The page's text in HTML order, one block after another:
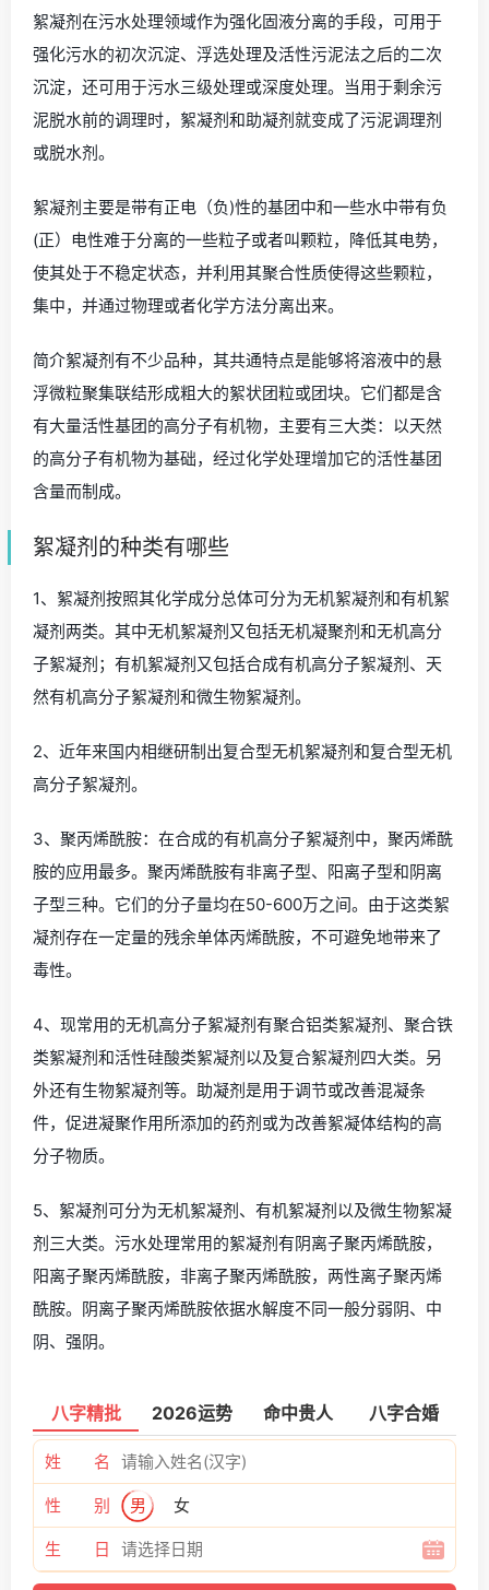
絮凝剂在污水处理领域作为强化固液分离的手段，可用于
强化污水的初次沉淀、浮选处理及活性污泥法之后的二次
沉淀，还可用于污水三级处理或深度处理。当用于剩余污
泥脱水前的调理时，絮凝剂和助凝剂就变成了污泥调理剂
或脱水剂。
絮凝剂主要是带有正电（负)性的基团中和一些水中带有负
(正）电性难于分离的一些粒子或者叫颗粒，降低其电势，
使其处于不稳定状态，并利用其聚合性质使得这些颗粒，
集中，并通过物理或者化学方法分离出来。
简介絮凝剂有不少品种，其共通特点是能够将溶液中的悬
浮微粒聚集联结形成粗大的絮状团粒或团块。它们都是含
有大量活性基团的高分子有机物，主要有三大类：以天然
的高分子有机物为基础，经过化学处理增加它的活性基团
含量而制成。
絮凝剂的种类有哪些
1、絮凝剂按照其化学成分总体可分为无机絮凝剂和有机絮
凝剂两类。其中无机絮凝剂又包括无机凝聚剂和无机高分
子絮凝剂；有机絮凝剂又包括合成有机高分子絮凝剂、天
然有机高分子絮凝剂和微生物絮凝剂。
2、近年来国内相继研制出复合型无机絮凝剂和复合型无机
高分子絮凝剂。
3、聚丙烯酰胺：在合成的有机高分子絮凝剂中，聚丙烯酰
胺的应用最多。聚丙烯酰胺有非离子型、阳离子型和阴离
子型三种。它们的分子量均在50-600万之间。由于这类絮
凝剂存在一定量的残余单体丙烯酰胺，不可避免地带来了
毒性。
4、现常用的无机高分子絮凝剂有聚合铝类絮凝剂、聚合铁
类絮凝剂和活性硅酸类絮凝剂以及复合絮凝剂四大类。另
外还有生物絮凝剂等。助凝剂是用于调节或改善混凝条
件，促进凝聚作用所添加的药剂或为改善絮凝体结构的高
分子物质。
5、絮凝剂可分为无机絮凝剂、有机絮凝剂以及微生物絮凝
剂三大类。污水处理常用的絮凝剂有阴离子聚丙烯酰胺，
阳离子聚丙烯酰胺，非离子聚丙烯酰胺，两性离子聚丙烯
酰胺。阴离子聚丙烯酰胺依据水解度不同一般分弱阴、中
阴、强阴。
八字精批 2026运势 命中贵人 八字合婚
姓 名
性 别 男 女
生 日